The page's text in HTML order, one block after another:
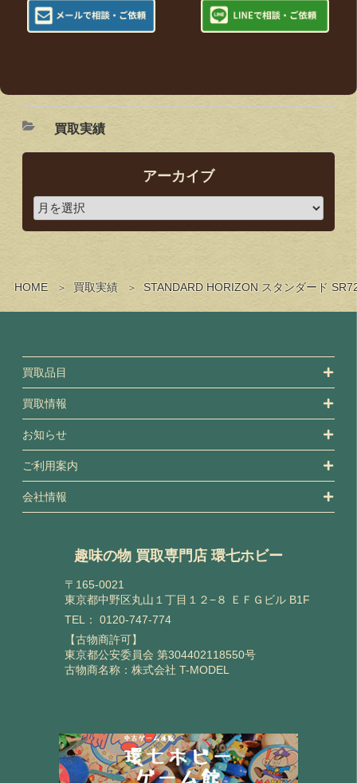
HOME 買取実績 STANDARD HORIZON スタンダード
買取実績
アーカイブ
買取品目
買取情報
お知らせ
ご利用案内
会社情報
趣味の物 買取専門店 環七ホビー
〒165-0021
東京都中野区丸山１丁目１２−８ ＥＦＧビル B1F
TEL： 0120-747-774
【古物商許可】
東京都公安委員会 第304402118550号
古物商名称：株式会社 T-MODEL